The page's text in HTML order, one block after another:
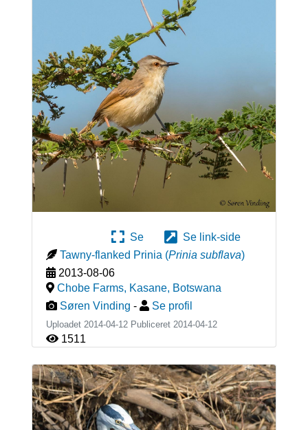
Se
Se link-side
Tawny-flanked Prinia (Prinia subflava)
2013-08-06
Chobe Farms, Kasane, Botswana
Søren Vinding - Se profil
Uploadet 2014-04-12 Publiceret 2014-04-12
1511